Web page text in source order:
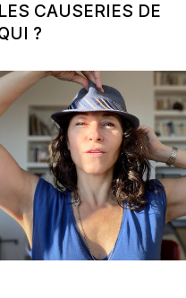
LES CAUSERIES DE
?